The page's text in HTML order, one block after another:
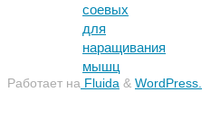
соевых
для
наращивания
мышц
Работает на Fluida & WordPress.